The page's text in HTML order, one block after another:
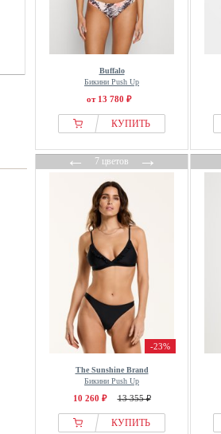
Buffalo
Бикини Push Up
от 13 780 ₽
КУПИТЬ
←7 цветов→
-23%
The Sunshine Brand
Бикини Push Up
10 260 ₽ 13 355 ₽
КУПИТЬ